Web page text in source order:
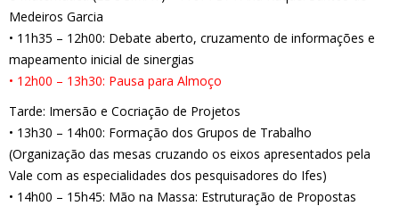
Medeiros Garcia
• 11h35 – 12h00: Debate aberto, cruzamento de informações e
mapeamento inicial de sinergias
• 12h00 – 13h30: Pausa para Almoço
Tarde: Imersão e Cocriação de Projetos
• 13h30 – 14h00: Formação dos Grupos de Trabalho
(Organização das mesas cruzando os eixos apresentados pela
Vale com as especialidades dos pesquisadores do Ifes)
• 14h00 – 15h45: Mão na Massa: Estruturação de Propostas